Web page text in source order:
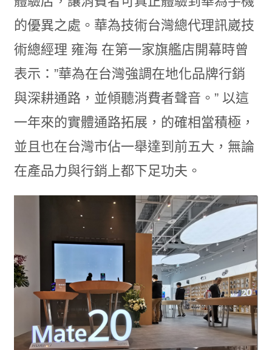
的優異之處。華為技術台灣總代理訊崴技
術總經理 雍海 在第一家旗艦店開幕時曾
表示：”華為在台灣強調在地化品牌行銷
與深耕通路，並傾聽消費者聲音。” 以這
一年來的實體通路拓展，的確相當積極，
並且也在台灣市佔一舉達到前五大，無論
在產品力與行銷上都下足功夫。